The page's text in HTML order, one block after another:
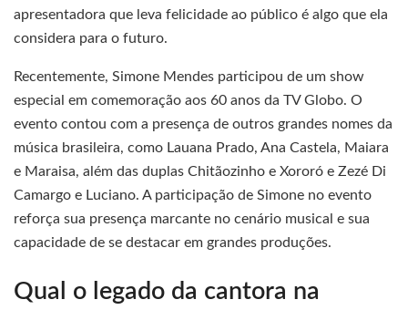
apresentadora que leva felicidade ao público é algo que ela
considera para o futuro.
Recentemente, Simone Mendes participou de um show
especial em comemoração aos 60 anos da TV Globo. O
evento contou com a presença de outros grandes nomes da
música brasileira, como Lauana Prado, Ana Castela, Maiara
e Maraisa, além das duplas Chitãozinho e Xororó e Zezé Di
Camargo e Luciano. A participação de Simone no evento
reforça sua presença marcante no cenário musical e sua
capacidade de se destacar em grandes produções.
Qual o legado da cantora na